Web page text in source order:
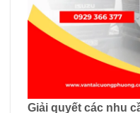
Giải quyết các nhu